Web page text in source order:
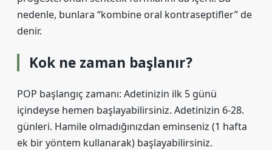
nedenle, bunlara “kombine oral kontraseptifler” de
denir.
Kok ne zaman başlanır?
POP başlangıç ​​zamanı: Adetinizin ilk 5 günü
içindeyse hemen başlayabilirsiniz. Adetinizin 6-28.
günleri. Hamile olmadığınızdan eminseniz (1 hafta
ek bir yöntem kullanarak) başlayabilirsiniz.